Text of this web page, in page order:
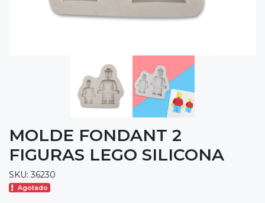
MOLDE FONDANT 2
FIGURAS LEGO SILICONA
SKU: 36230
Agotado